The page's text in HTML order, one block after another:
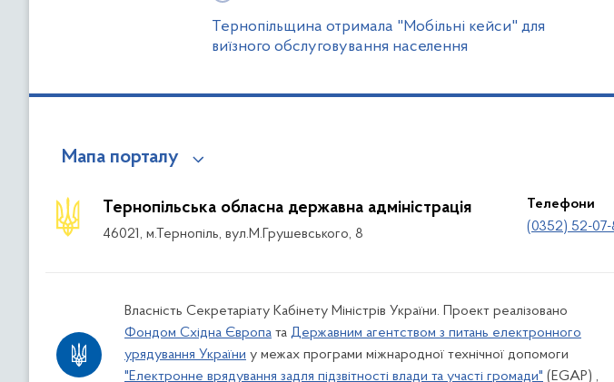
Тернопільщина отримала "Мобільні кейси" для
виїзного обслуговування населення
Мапа порталу
Тернопільська обласна державна адміністрація
46021, м.Тернопіль, вул.М.Грушевського, 8
Телефони
(0352) 52-07-
Власність Секретаріату Кабінету Міністрів України. Проект реалізовано
Фондом Східна Європа та Державним агентством з питань електронного
урядування України у межах програми міжнародної технічної допомоги
"Електронне врядування задля підзвітності влади та участі громади" (EGAP) ,